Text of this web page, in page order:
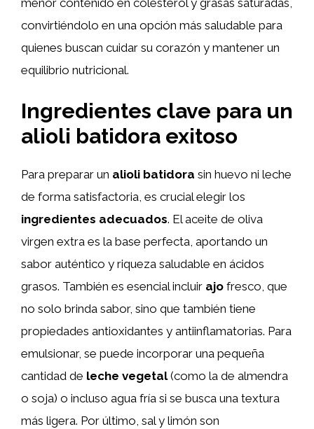
convirtiéndolo en una opción más saludable para
quienes buscan cuidar su corazón y mantener un
equilibrio nutricional.
Ingredientes clave para un
alioli batidora exitoso
Para preparar un alioli batidora sin huevo ni leche
de forma satisfactoria, es crucial elegir los
ingredientes adecuados. El aceite de oliva
virgen extra es la base perfecta, aportando un
sabor auténtico y riqueza saludable en ácidos
grasos. También es esencial incluir ajo fresco, que
no solo brinda sabor, sino que también tiene
propiedades antioxidantes y antiinflamatorias. Para
emulsionar, se puede incorporar una pequeña
cantidad de leche vegetal(como la de almendra
o soja) o incluso agua fría si se busca una textura
más ligera. Por último, sal y limón son